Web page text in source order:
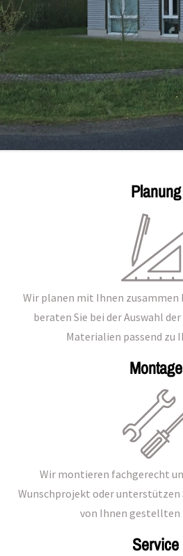
Planung
Wir planen mit Ihnen zusammen
beraten Sie bei der Auswahl
Materialien passend zu
Montage
Wir montieren fachgerecht
Wunschprojekt oder unterstützen
von Ihnen gestellten
Service